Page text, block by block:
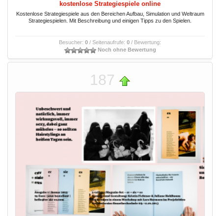
kostenlose Strategiespiele online
Kostenlose Strategiespiele aus den Bereichen Aufbau, Simulation und Weltraum
Strategiespielen. Mit Beschreibung und einigen Tipps zu den Spielen.
Besucher: 0 / Seitenaufrufe: 0 / Bewertung:
Noch ohne Bewertung
187